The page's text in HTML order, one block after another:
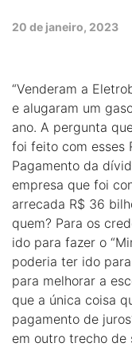
20 de janeiro, 2023
“Venderam a
e alugaram um
ano. A pergunta
foi feito com esses
Pagamento da
empresa que foi
arrecada R$ 36
quem? Para os
ido para fazer o
poderia ter ido
para melhorar a
que a única coisa
pagamento de
em outro trecho de